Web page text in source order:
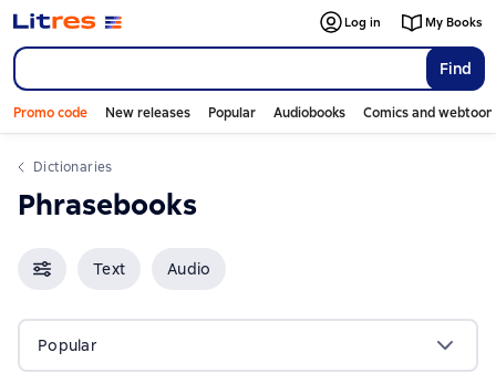
Find
Log in My Books
Promo code New releases Popular Audiobooks Comics and
Dictionaries
Phrasebooks
Text Audio
Popular